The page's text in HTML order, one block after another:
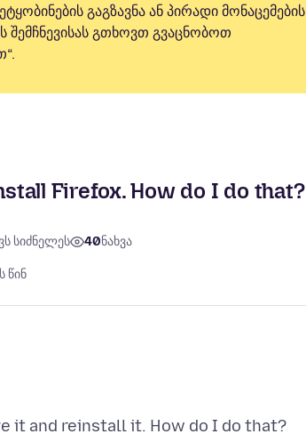
გაგზავნა ან პირადი მონაცემების
შემჩნევისას გთხოვთ გვაცნობოთ
Firefox. How do I do that?
სიძნელეს 40ნახვა
წინ